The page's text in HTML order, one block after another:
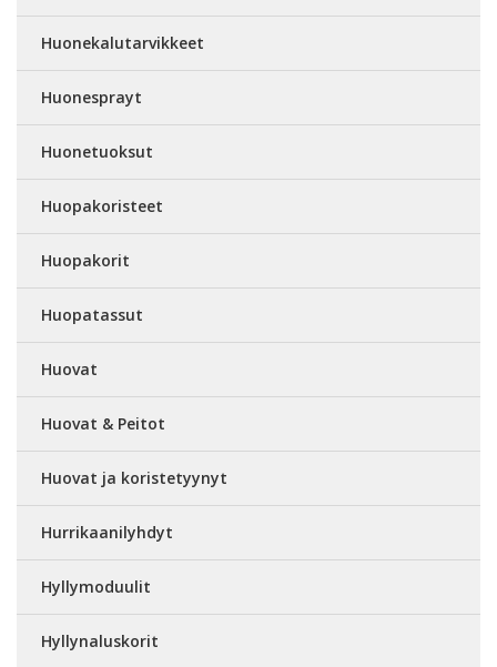
Huonekalutarvikkeet
Huonesprayt
Huonetuoksut
Huopakoristeet
Huopakorit
Huopatassut
Huovat
Huovat & Peitot
Huovat ja koristetyynyt
Hurrikaanilyhdyt
Hyllymoduulit
Hyllynaluskorit